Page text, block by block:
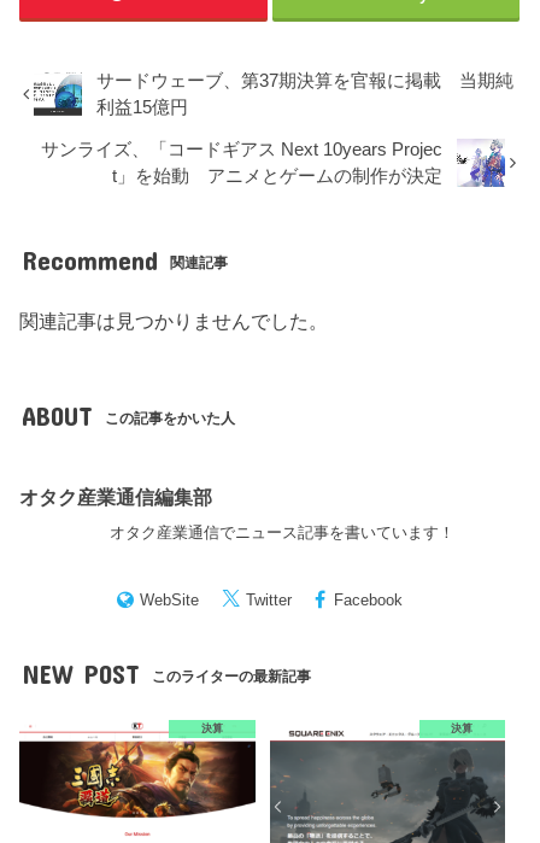
サードウェーブ、第37期決算を官報に掲載 当期純
利益15億円
サンライズ、「コードギアス Next 10years Projec
t」を始動 アニメとゲームの制作が決定
Recommend 関連記事
関連記事は見つかりませんでした。
ABOUT この記事をかいた人
オタク産業通信編集部
オタク産業通信でニュース記事を書いています！
WebSite Twitter Facebook
NEW POST このライターの最新記事
決算 決算